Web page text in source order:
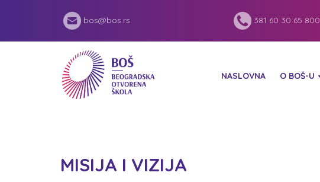
bos@bos.rs 381 60 30 65 800
NASLOVNA O BOŠ-U
MISIJA I VIZIJA